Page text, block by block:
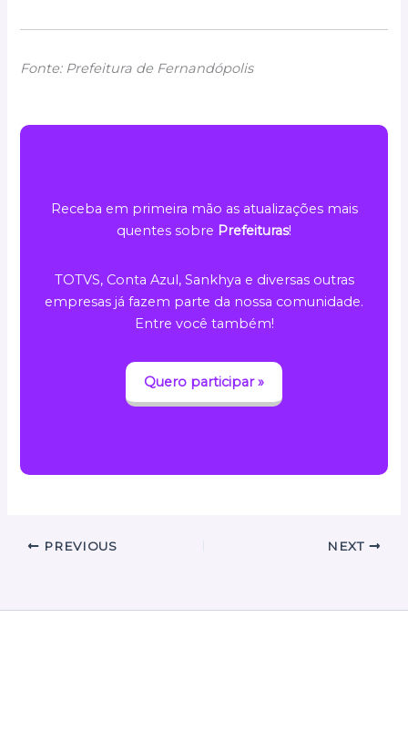
Fonte: Prefeitura de Fernandópolis
Receba em primeira mão as atualizações mais
quentes sobre Prefeituras!
TOTVS, Conta Azul, Sankhya e diversas outras
empresas já fazem parte da nossa comunidade.
Entre você também!
Quero participar »
PREVIOUS NEXT